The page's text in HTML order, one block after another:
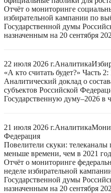
Отчёт о мониторинге
избирательной кампании по
Государственной думы
назначенным на 20 сентября
22 июля 2026 г.Аналитика
«А кто считать будет?» Часть
Аналитический доклад о
субъектов Российской
Государственную думу–2026 в
21 июля 2026 г.Аналитика
Федерация
Повелители скуки:
меньше времени, чем в 2021
Отчёт о мониторинге
неделе избирательной
Государственной думы
назначенным на 20 сентября